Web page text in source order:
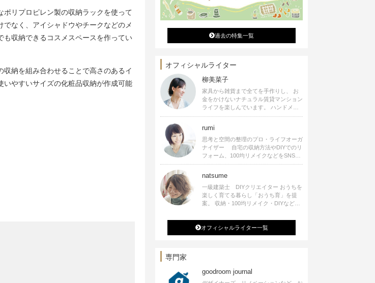
ポリプロピレン製の収納ラックを使って
でなく、アイシャドウやチークなどのメ
も収納できるコスメスペースを作ってい
収納を組み合わせることで高さのあるイ
いやすいサイズの化粧品収納が作成可能
過去の特集一覧
オフィシャルライター
柳美菜子
家具から雑貨まで全てを手作りし、 お
金をかけないナチュラル賃貸マンション
ライフを楽しんでいます。 ハンドメイ
ド雑貨やインテリアに関する著書も出
ます。
rumi
思考と空間の整理のプロ・ライフオーガ
ナイザー 自宅の収納方法やDIYでのリ
フォーム、100均リメイクなどをSNSで
公開中。 収納やリメイク、インテリア
シピ提供、店舗プロデュース 2016年９
月に宝島社より【Rumiのおうち時間を
楽しむインテリア】を出版しました。
natsume
一級建築士 DIYクリエイター おうちを
楽しく育てる暮らし「おうち育」を提
案。 収納・100均リメイク・DIYなどお
発信中。 著書 なつめさんちの新しい
のになつかしいアンティークな部屋つく
り 雑誌掲載・TV出演・コラム執筆・
オフィシャルライター一覧
専門家
goodroom journal